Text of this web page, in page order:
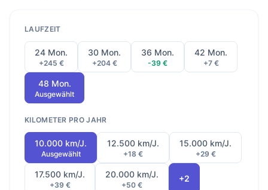
LAUFZEIT
24 Mon.
+245 €
30 Mon.
+204 €
36 Mon.
-39 €
42 Mon.
+7 €
48 Mon.
Ausgewählt
KILOMETER PRO JAHR
10.000 km/J.
Ausgewählt
12.500 km/J.
+18 €
15.000 km/J.
+29 €
17.500 km/J.
+39 €
20.000 km/J.
+50 €
+2